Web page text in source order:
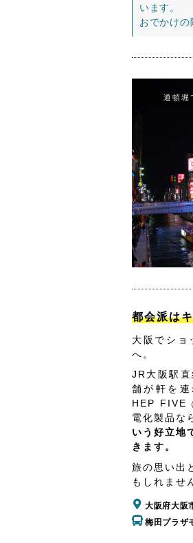
います。
おでかけの
道頓堀
都会派は
大阪でショ
へ。
JR大阪駅
舗が軒を
HEP FIVE
電化製品な
いう好立地
きます。
旅の思い出
もしれませ
大阪府大阪
梅田プラザ